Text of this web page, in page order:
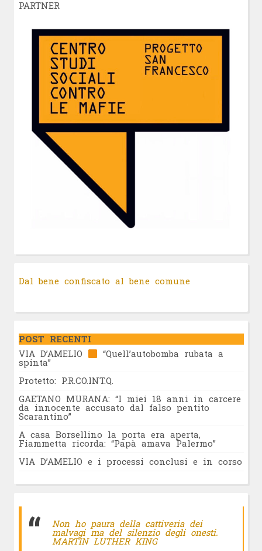
PARTNER
Dal bene confiscato al bene comune
POST RECENTI
VIA D’AMELIO
“Quell’autobomba rubata a
spinta”
Protetto: P.R.CO.INT.Q.
GAETANO MURANA: “I miei 18 anni in carcere
da innocente accusato dal falso pentito
Scarantino”
A casa Borsellino la porta era aperta,
Fiammetta ricorda: “Papà amava Palermo”
VIA D’AMELIO e i processi conclusi e in corso
Non ho paura della cattiveria dei
malvagi ma del silenzio degli onesti.
MARTIN LUTHER KING